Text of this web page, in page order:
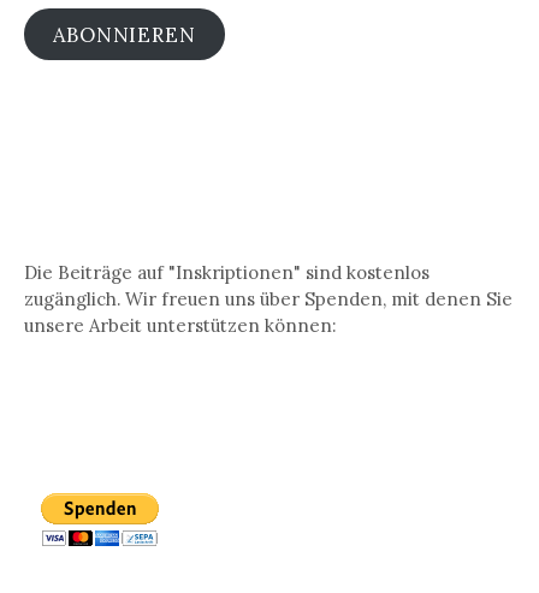
ABONNIEREN
Die Beiträge auf "Inskriptionen" sind kostenlos
zugänglich. Wir freuen uns über Spenden, mit denen Sie
unsere Arbeit unterstützen können: